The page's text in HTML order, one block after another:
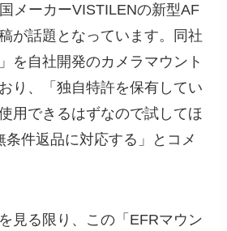
メーカーVISTILENの新型AF
が話題となっています。同社
を自社開発のカメラマウント
り、「独自特許を保有してい
用できるはずなので試してほ
条件返品に対応する」とコメ
見る限り、この「EFRマウン